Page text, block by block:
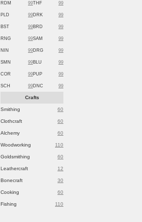
RDM 99THF 99
PLD 99DRK 99
BST 99BRD 99
RNG 99SAM 99
NIN 99DRG 99
SMN 99BLU 99
COR 99PUP 99
SCH 99DNC 99
Crafts
Smithing 60
Clothcraft 60
Alchemy 60
Woodworking 110
Goldsmithing 60
Leathercraft 12
Bonecraft 30
Cooking 60
Fishing 110